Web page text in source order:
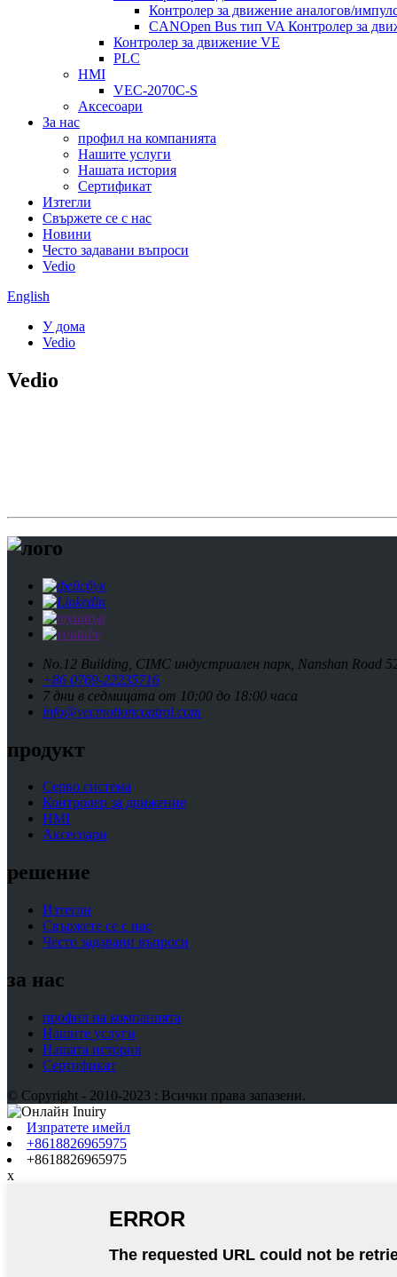
Контролер за движение аналогов/
CANOpen Bus тип VA Контролер за
Контролер за движение VE
PLC
HMI
VEC-2070C-S
Аксесоари
За нас
профил на компанията
Нашите услуги
Нашата история
Сертификат
Изтегли
Свържете се с нас
Новини
Често задавани въпроси
Vedio
English
У дома
Vedio
Vedio
No.12 Building, CIMC индустриален парк, Nanshan Road
+86 0769-22235716
7 дни в седмицата от 10:00 до 18:00 часа
info@vecmotioncontrol.com
продукт
Серво система
Контролер за движение
HMI
Аксесоари
решение
Изтегли
Свържете се с нас
Често задавани въпроси
за нас
профил на компанията
Нашите услуги
Нашата история
Сертификат
© Copyright - 2010-2023 : Всички права запазени.
Изпратете имейл
+8618826965975
+8618826965975
x